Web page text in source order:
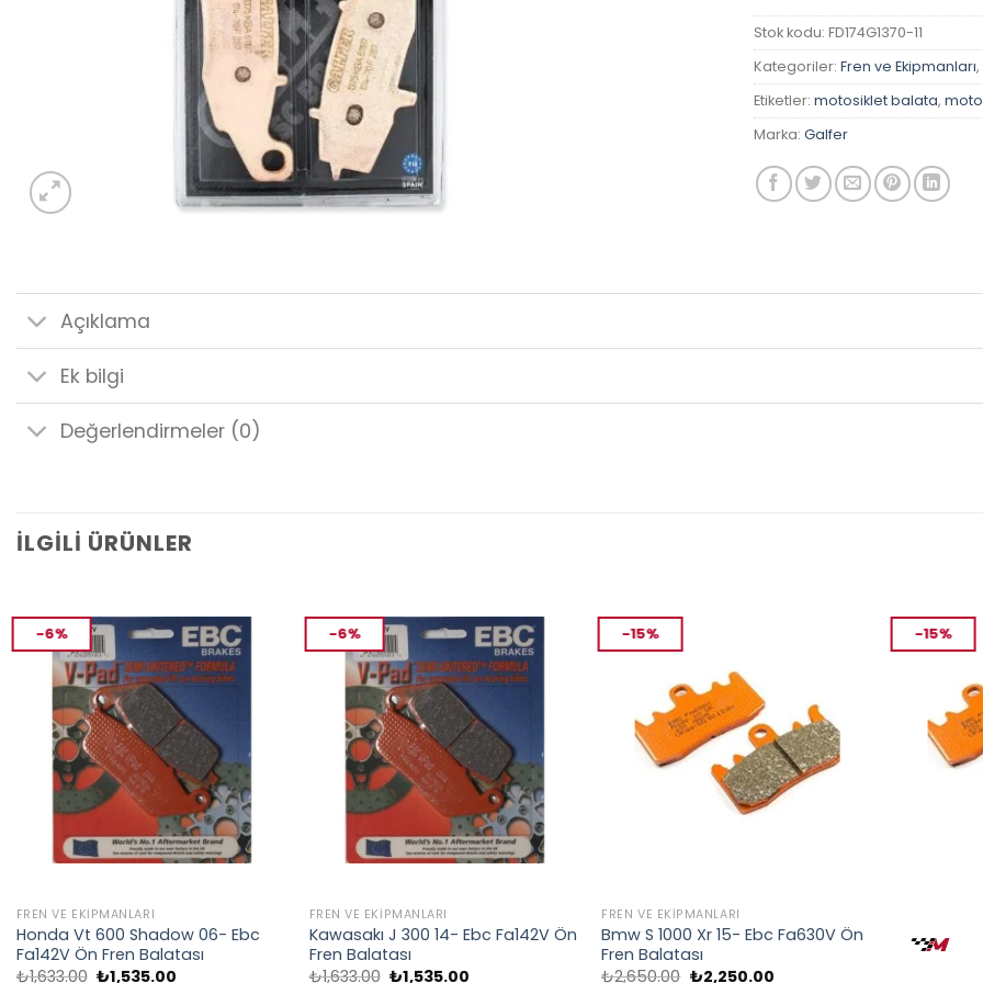
Stok kodu: FD174G1370-11
Kategoriler: Fren ve Ekipmanları,
Etiketler: motosiklet balata,
Marka: Galfer
Açıklama
Ek bilgi
Değerlendirmeler (0)
İLGILI ÜRÜNLER
-6%
FREN VE EKIPMANLARI
Honda Vt 600 Shadow 06- Ebc
Fa142V Ön Fren Balatası
₺1,633.00 Orijinal
₺1,535.00
-6%
FREN VE EKIPMANLARI
Kawasakı J 300 14- Ebc Fa142V Ön
Fren Balatası
₺1,633.00 Orijinal
₺1,535.00Şu
-15%
FREN VE EKIPMANLARI
Bmw S 1000 Xr 15- Ebc Fa630V Ön
Fren Balatası
₺2,650.00 Orijinal
₺2,250.00Şu
-15%
Ebc
Balatası